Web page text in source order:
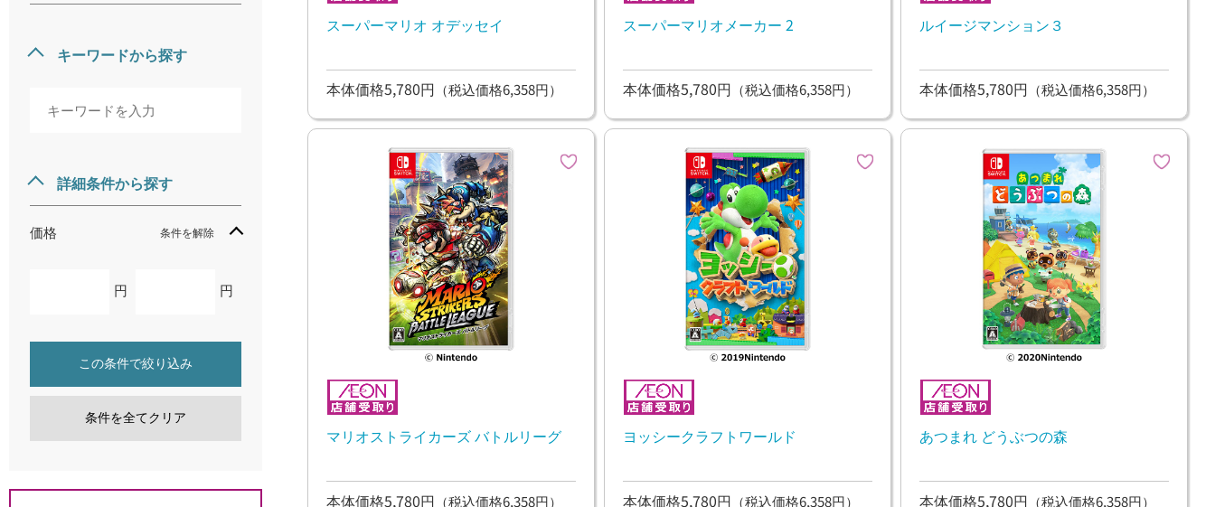
キーワードから探す
詳細条件から探す
価格 条件を解除
円 円
この条件で絞り込み
条件を全てクリア
スーパーマリオ オデッセイ
本体価格5,780円 （税込価格6,358円）
スーパーマリオメーカー 2
本体価格5,780円 （税込価格6,358円）
ルイージマンション３
本体価格5,780円 （税込価格6,358円）
マリオストライカーズ バトルリーグ
本体価格5,780円 （税込価格6,358円）
ヨッシークラフトワールド
本体価格5,780円 （税込価格6,358円）
あつまれ どうぶつの森
本体価格5,780円 （税込価格6,358円）